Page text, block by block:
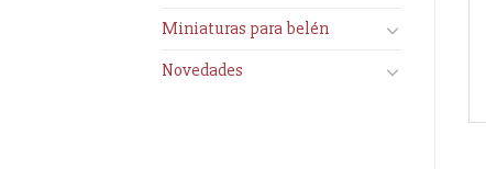
Miniaturas para belén
Novedades